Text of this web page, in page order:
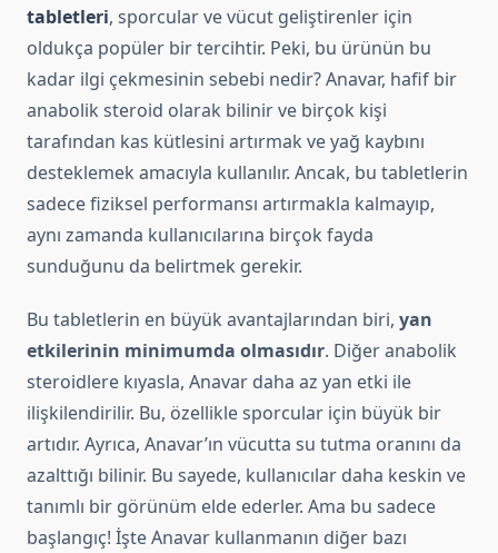
tabletleri, sporcular ve vücut geliştirenler için
oldukça popüler bir tercihtir. Peki, bu ürünün bu
kadar ilgi çekmesinin sebebi nedir? Anavar, hafif bir
anabolik steroid olarak bilinir ve birçok kişi
tarafından kas kütlesini artırmak ve yağ kaybını
desteklemek amacıyla kullanılır. Ancak, bu tabletlerin
sadece fiziksel performansı artırmakla kalmayıp,
aynı zamanda kullanıcılarına birçok fayda
sunduğunu da belirtmek gerekir.
Bu tabletlerin en büyük avantajlarından biri, yan
etkilerinin minimumda olmasıdır. Diğer anabolik
steroidlere kıyasla, Anavar daha az yan etki ile
ilişkilendirilir. Bu, özellikle sporcular için büyük bir
artıdır. Ayrıca, Anavar’ın vücutta su tutma oranını da
azalttığı bilinir. Bu sayede, kullanıcılar daha keskin ve
tanımlı bir görünüm elde ederler. Ama bu sadece
başlangıç! İşte Anavar kullanmanın diğer bazı